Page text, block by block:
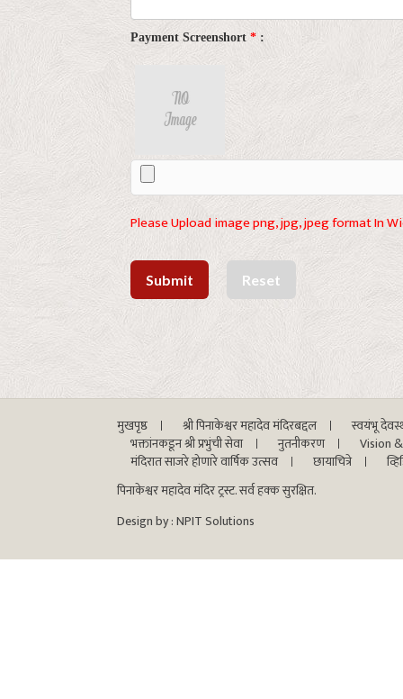
Payment Screenshort * :
Please Upload image png, jpg, jpeg format In
Submit Reset
मुखपृष्ठ श्री पिनाकेश्वर महादेव मंदिरबद्दल
स्वयंभू
भक्तांनकडून श्री प्रभुंची सेवा
नुतनीकरण
Vision
मंदिरात साजरे होणारे वार्षिक उत्सव
छायाचित्रे
पिनाकेश्वर महादेव मंदिर ट्रस्ट. सर्व हक्क सुरक्षित.
Design by :NPIT Solutions